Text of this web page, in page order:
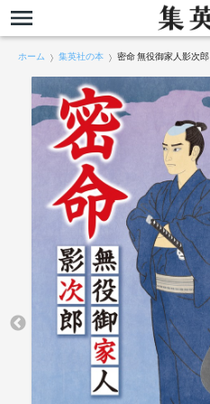
ホーム 集英社の本 密命 無役御家人影次郎